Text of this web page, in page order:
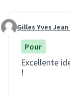
Commentaire 3146
Gilles Yves Jean
Pour
Excellente
!